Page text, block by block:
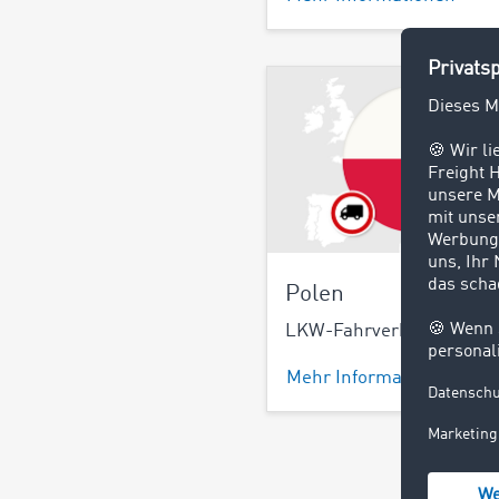
Polen
LKW-Fahrverbote in
Mehr Informationen